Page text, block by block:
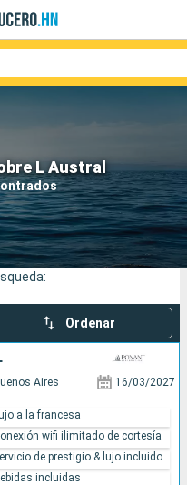
L Austral
Compañías
Ordenar
Aires 16/03/2027
a la francesa
wifi ilimitado de cortesía
de prestigio & lujo incluido
incluidas